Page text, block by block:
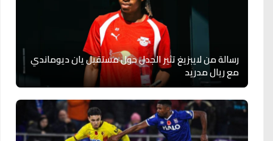
رسالة من لايبزيغ تثير الجدل حول مستقبل يان ديوماندي
مع ريال مدريد